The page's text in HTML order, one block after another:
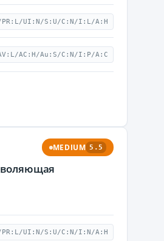
PR:L/UI:N/S:U/C:N/I:L/A:H
AC:H/Au:S/C:N/I:P/A:C
MEDIUM 5.5
PR:L/UI:N/S:U/C:N/I:N/A:H